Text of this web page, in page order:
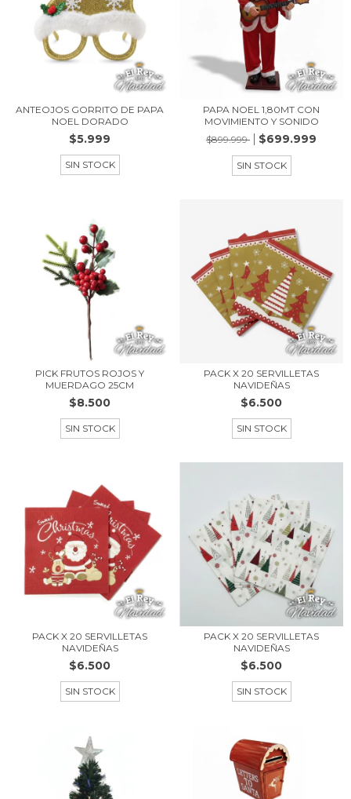
ANTEOJOS GORRITO DE PAPA
NOEL DORADO
$5.999
SIN STOCK
PAPA NOEL 1,80MT CON
MOVIMIENTO Y SONIDO
$899.999
$699.999
SIN STOCK
PICK FRUTOS ROJOS Y
MUERDAGO 25CM
$8.500
SIN STOCK
PACK X 20 SERVILLETAS
NAVIDEÑAS
$6.500
SIN STOCK
PACK X 20 SERVILLETAS
NAVIDEÑAS
$6.500
SIN STOCK
PACK X 20 SERVILLETAS
NAVIDEÑAS
$6.500
SIN STOCK